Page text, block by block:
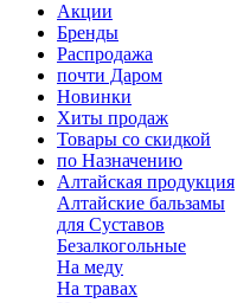
Акции
Бренды
Распродажа
почти Даром
Новинки
Хиты продаж
Товары со скидкой
по Назначению
Алтайская продукция
Алтайские бальзамы
для Суставов
Безалкогольные
На меду
На травах